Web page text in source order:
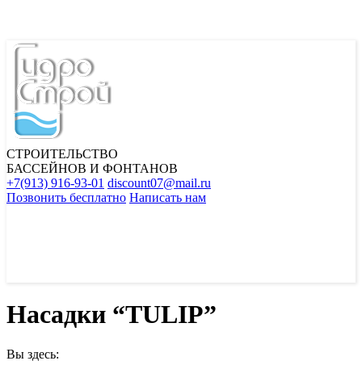
СТРОИТЕЛЬСТВО
БАССЕЙНОВ И ФОНТАНОВ
+7(913) 916-93-01 discount07@mail.ru
Позвонить бесплатно Написать нам
Насадки “TULIP”
Вы здесь: